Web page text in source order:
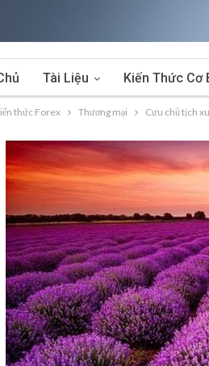
Tài Liệu Kiến Thức Cơ
thức Forex Thương mại Cựu chủ tịch